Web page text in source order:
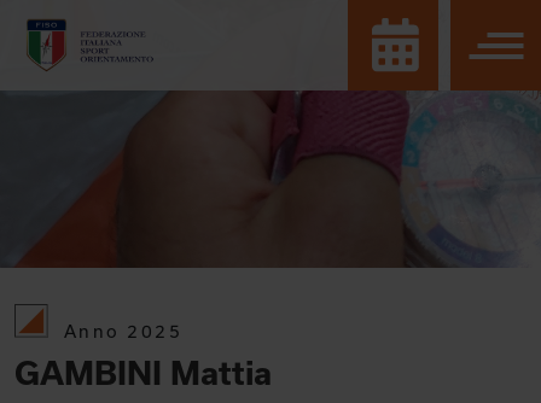
Anno 2025
GAMBINI Mattia